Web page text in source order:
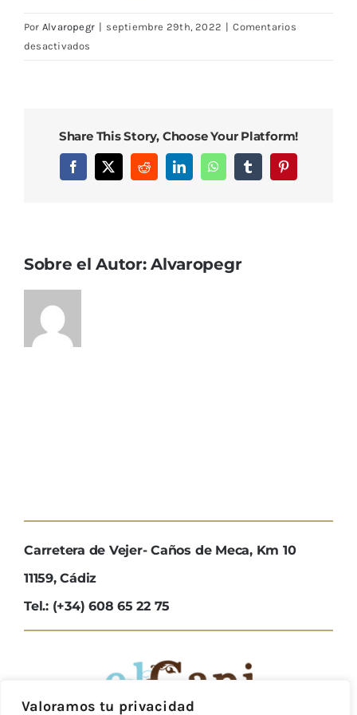
Valoramos tu privacidad
Por Alvaropegr | septiembre 29th, 2022 | Comentarios
desactivados
Share This Story, Choose Your Platform!
Facebook
X RedditLinkedInWhatsAppTumblrPinterest
Sobre el Autor:Alvaropegr
Carretera de Vejer- Caños de Meca, Km 10
11159, Cádiz
Tel.: (+34) 608 65 22 75